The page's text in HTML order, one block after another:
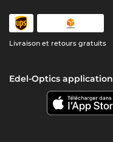
Livraison et retours gratuits
Edel-Optics application